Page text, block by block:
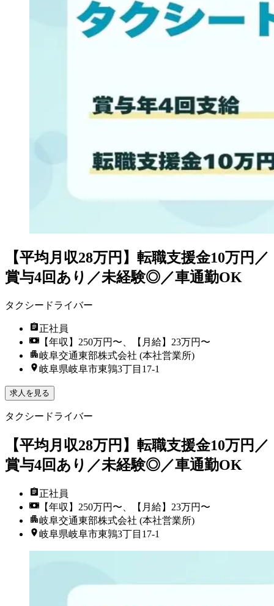
【平均月収28万円】転職支援金10万円／
賞与4回あり／未経験◎／車通勤OK
タクシードライバー
正社員
【年収】250万円〜、【月給】23万円〜
岐阜交通東部株式会社 (本社営業所)
岐阜県岐阜市東鶉3丁目17-1
求人を見る
タクシードライバー
【平均月収28万円】転職支援金10万円／
賞与4回あり／未経験◎／車通勤OK
正社員
【年収】250万円〜、【月給】23万円〜
岐阜交通東部株式会社 (本社営業所)
岐阜県岐阜市東鶉3丁目17-1